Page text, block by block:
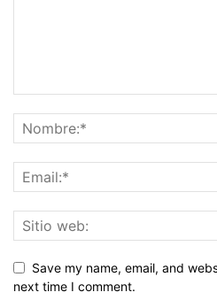
Save my name, email, and
next time I comment.